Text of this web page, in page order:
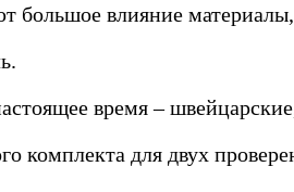
большое влияние материалы,
время –
комплекта для двух